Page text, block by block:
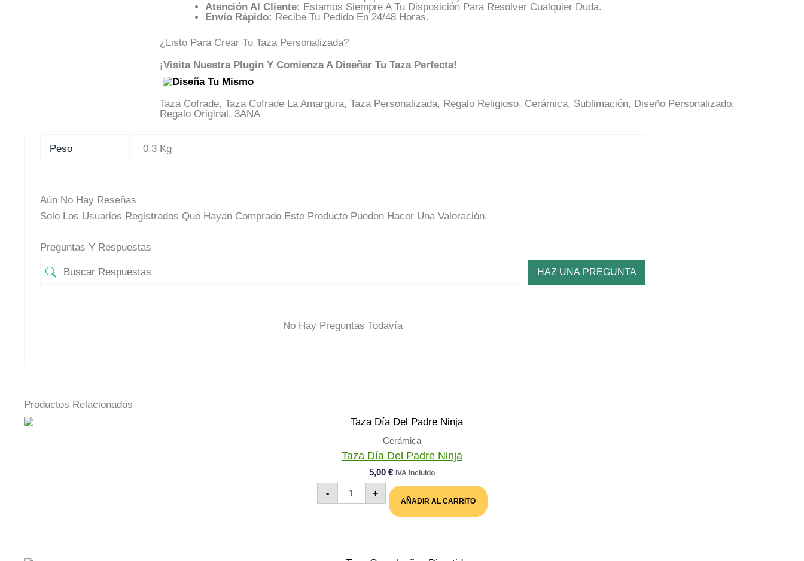
Atención Al Cliente: Estamos Siempre A Tu Disposición Para Resolver Cualquier Duda.
Envío Rápido: Recibe Tu Pedido En 24/48 Horas.
¿Listo Para Crear Tu Taza Personalizada?
¡Visita Nuestra Plugin Y Comienza A Diseñar Tu Taza Perfecta!
Taza Cofrade, Taza Cofrade La Amargura, Taza Personalizada, Regalo Religioso, Cerámica, Sublimación, Diseño Personalizado,
Regalo Original, 3ANA
Peso 0,3 Kg
Aún No Hay Reseñas
Solo Los Usuarios Registrados Que Hayan Comprado Este Producto Pueden Hacer Una Valoración.
Preguntas Y Respuestas
HAZ UNA PREGUNTA
No Hay Preguntas Todavía
Productos Relacionados
Cerámica
Taza Día Del Padre Ninja
5,00 € IVA Incluido
-
Taza
Día
+
AÑADIR AL CARRITO